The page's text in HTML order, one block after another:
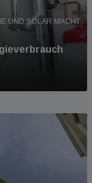
UND SOLAR MACHT